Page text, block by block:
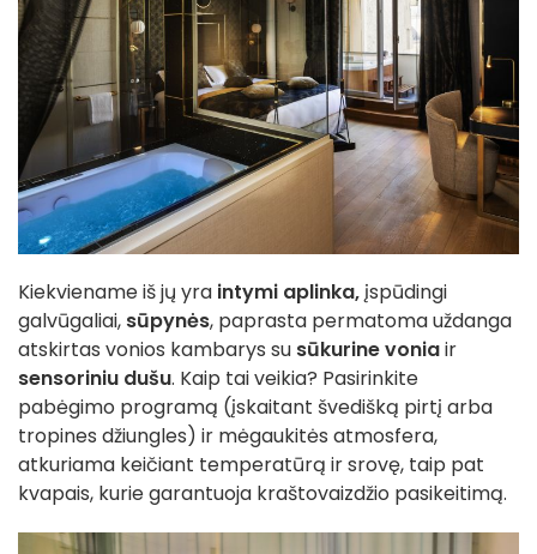
Kiekviename iš jų yra intymi aplinka,įspūdingi
galvūgaliai, sūpynės, paprasta permatoma uždanga
atskirtas vonios kambarys su sūkurine voniair
sensoriniu dušu. Kaip tai veikia? Pasirinkite
pabėgimo programą (įskaitant švedišką pirtį arba
tropines džiungles) ir mėgaukitės atmosfera,
atkuriama keičiant temperatūrą ir srovę, taip pat
kvapais, kurie garantuoja kraštovaizdžio pasikeitimą.